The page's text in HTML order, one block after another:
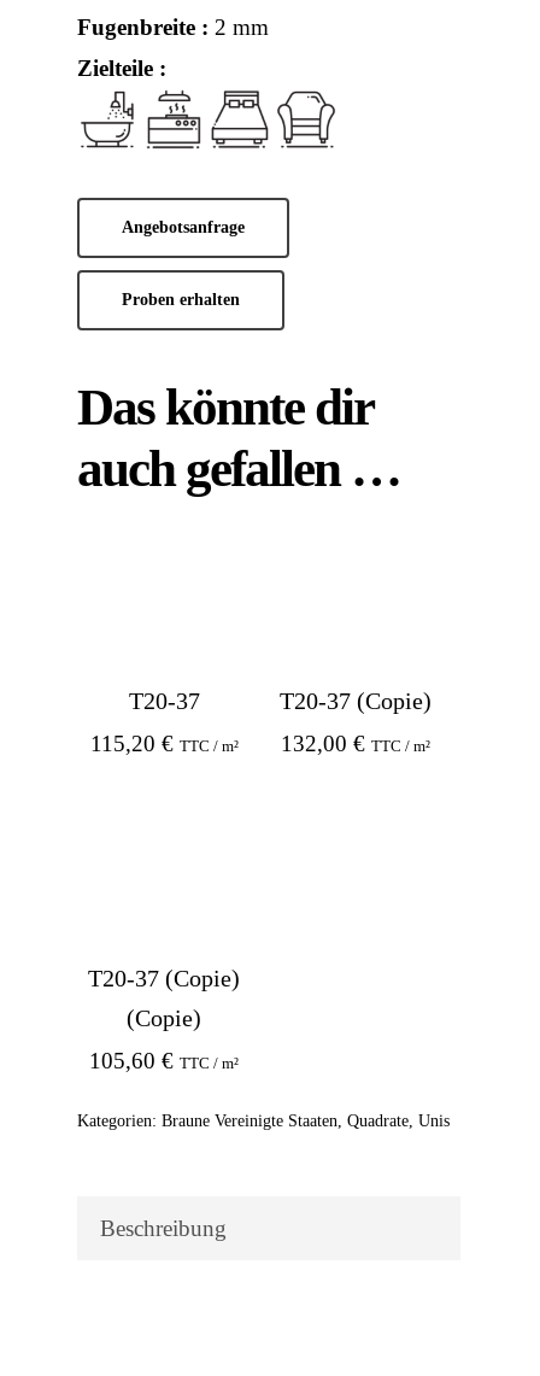
Fugenbreite : 2 mm
Zielteile :
Angebotsanfrage
Proben erhalten
Das könnte dir
auch gefallen …
T20-37
115,20 € TTC / m²
T20-37 (Copie)
132,00€ TTC / m²
T20-37 (Copie)
(Copie)
105,60€ TTC / m²
Kategorien: Braune Vereinigte Staaten, Quadrate, Unis
Beschreibung